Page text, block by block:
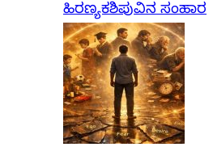
ಹಿರಣ್ಯಕಶಿಪುವಿನ ಸಂಹಾರ